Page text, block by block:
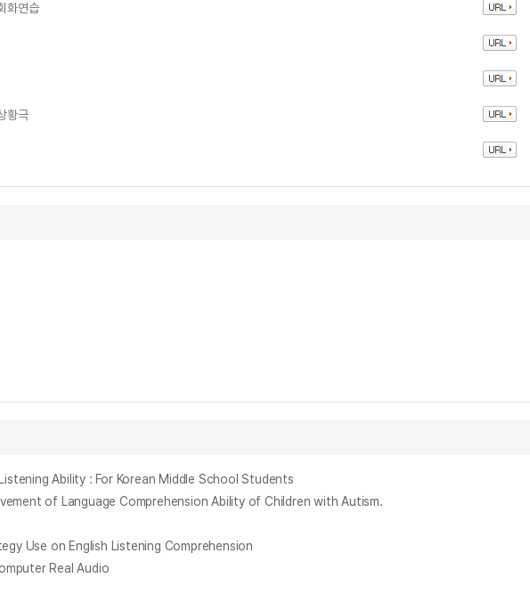
화연습
황극
Listening Ability : For Korean Middle School Students
of Language Comprehension Ability of Children with Autism.
Use on English Listening Comprehension
Real Audio